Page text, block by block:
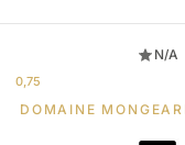
N/A
0,75
DOMAINE